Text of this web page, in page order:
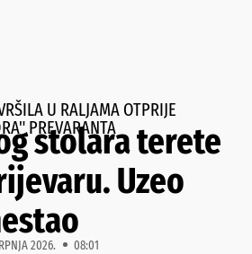
U RALJAMA OTPRIJE
PREVARANTA
stolara terete
Uzeo
2026. 08:01